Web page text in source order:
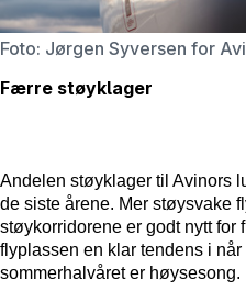
Foto: Jørgen Syversen for
Færre støyklager
Andelen støyklager til Avinors
de siste årene. Mer støysvake
støykorridorene er godt nytt for
flyplassen en klar tendens i
sommerhalvåret er høysesong.